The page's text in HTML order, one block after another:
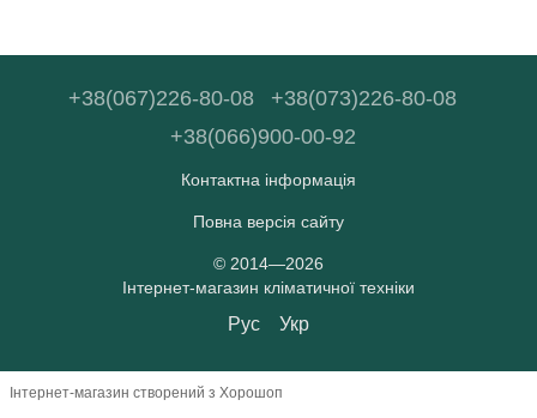
+38(067)226-80-08
+38(073)226-80-08
+38(066)900-00-92
Контактна інформація
Повна версія сайту
© 2014—2026
Інтернет-магазин кліматичної техніки
Рус Укр
Інтернет-магазин створений з Хорошоп